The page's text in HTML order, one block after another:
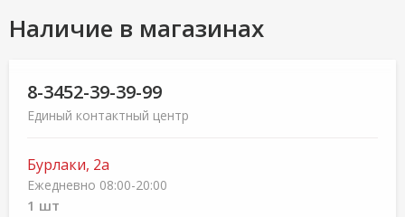
Наличие в магазинах
8-3452-39-39-99
Единый контактный центр
Бурлаки, 2а
Ежедневно 08:00-20:00
1 шт